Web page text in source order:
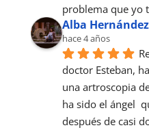
problema que yo
Alba Hernández
hace 4 años
doctor Esteban,
una artroscopia
ha sido el ángel
después de casi